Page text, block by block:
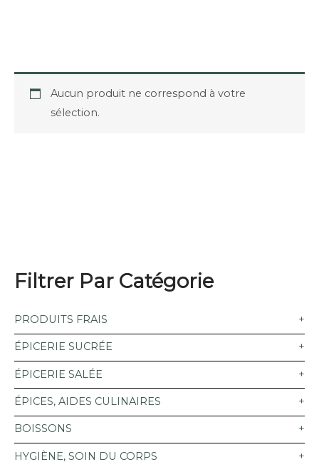
Filtrer Par Catégorie
PRODUITS FRAIS
ÉPICERIE SUCRÉE
ÉPICERIE SALÉE
ÉPICES, AIDES CULINAIRES
BOISSONS
HYGIÈNE, SOIN DU CORPS
Aucun produit ne correspond à votre
sélection.